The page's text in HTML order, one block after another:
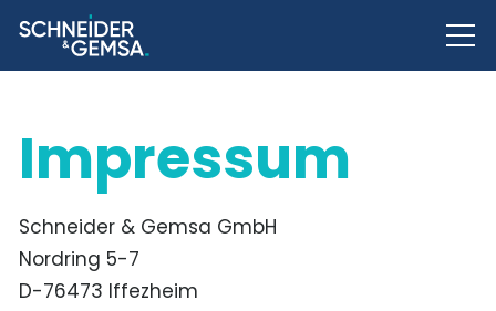
Impressum
Schneider & Gemsa GmbH
Nordring 5-7
D-76473 Iffezheim